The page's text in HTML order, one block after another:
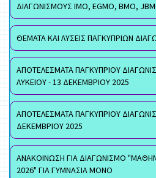
ΔΙΑΓΩΝΙΣΜΟΥΣ ΙΜΟ, EGMO, ΒΜΟ,
ΘΕΜΑΤΑ ΚΑΙ ΛΥΣΕΙΣ ΠΑΓΚΥΠΡΙΩΝ
ΑΠΟΤΕΛΕΣΜΑΤΑ ΠΑΓΚΥΠΡΙΟΥ
ΛΥΚΕΙΟΥ - 13 ΔΕΚΕΜΒΡΙΟΥ 2025
ΑΠΟΤΕΛΕΣΜΑΤΑ ΠΑΓΚΥΠΡΙΟΥ
ΔΕΚΕΜΒΡΙΟΥ 2025
ΑΝΑΚΟΙΝΩΣΗ ΓΙΑ ΔΙΑΓΩΝΙΣΜΟ
2026" ΓΙΑ ΓΥΜΝΑΣΙΑ ΜΟΝΟ